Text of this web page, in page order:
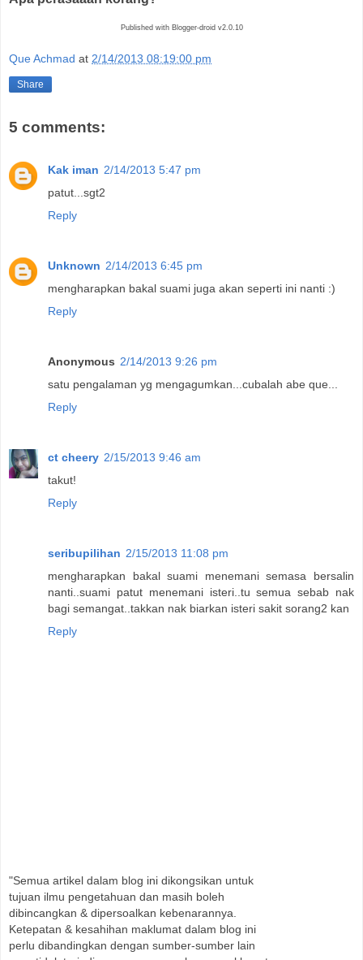
Published with Blogger-droid v2.0.10
Que Achmad at 2/14/2013 08:19:00 pm
Share
5 comments:
Kak iman 2/14/2013 5:47 pm
patut...sgt2
Reply
Unknown 2/14/2013 6:45 pm
mengharapkan bakal suami juga akan seperti ini nanti :)
Reply
Anonymous 2/14/2013 9:26 pm
satu pengalaman yg mengagumkan...cubalah abe que...
Reply
ct cheery 2/15/2013 9:46 am
takut!
Reply
seribupilihan 2/15/2013 11:08 pm
mengharapkan bakal suami menemani semasa bersalin
nanti..suami patut menemani isteri..tu semua sebab nak
bagi semangat..takkan nak biarkan isteri sakit sorang2 kan
Reply
"Semua artikel dalam blog ini dikongsikan untuk
tujuan ilmu pengetahuan dan masih boleh
dibincangkan & dipersoalkan kebenarannya.
Ketepatan & kesahihan maklumat dalam blog ini
perlu dibandingkan dengan sumber-sumber lain